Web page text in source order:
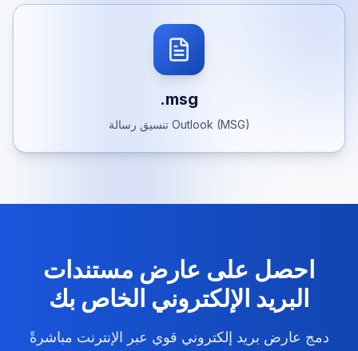
.msg
تنسيق رسالة Outlook (MSG)
احصل على عارض مستندات
البريد الإلكتروني الخاص بك
دمج عارض بريد إلكتروني قوي عبر الإنترنت مباشرةً